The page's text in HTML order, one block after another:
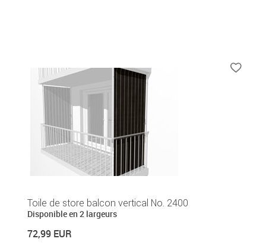
Toile de store balcon vertical No. 2400
Disponible en 2 largeurs
72,99 EUR